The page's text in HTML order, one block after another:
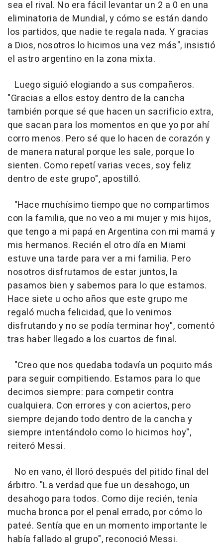
sea el rival. No era fácil levantar un 2 a 0 en una
eliminatoria de Mundial, y cómo se están dando
los partidos, que nadie te regala nada. Y gracias
a Dios, nosotros lo hicimos una vez más", insistió
el astro argentino en la zona mixta.
Luego siguió elogiando a sus compañeros.
"Gracias a ellos estoy dentro de la cancha
también porque sé que hacen un sacrificio extra,
que sacan para los momentos en que yo por ahí
corro menos. Pero sé que lo hacen de corazón y
de manera natural porque les sale, porque lo
sienten. Como repetí varias veces, soy feliz
dentro de este grupo", apostilló.
"Hace muchísimo tiempo que no compartimos
con la familia, que no veo a mi mujer y mis hijos,
que tengo a mi papá en Argentina con mi mamá y
mis hermanos. Recién el otro día en Miami
estuve una tarde para ver a mi familia. Pero
nosotros disfrutamos de estar juntos, la
pasamos bien y sabemos para lo que estamos.
Hace siete u ocho años que este grupo me
regaló mucha felicidad, que lo venimos
disfrutando y no se podía terminar hoy", comentó
tras haber llegado a los cuartos de final.
"Creo que nos quedaba todavía un poquito más
para seguir compitiendo. Estamos para lo que
decimos siempre: para competir contra
cualquiera. Con errores y con aciertos, pero
siempre dejando todo dentro de la cancha y
siempre intentándolo como lo hicimos hoy",
reiteró Messi.
No en vano, él lloró después del pitido final del
árbitro. "La verdad que fue un desahogo, un
desahogo para todos. Como dije recién, tenía
mucha bronca por el penal errado, por cómo lo
pateé. Sentía que en un momento importante le
había fallado al grupo", reconoció Messi.